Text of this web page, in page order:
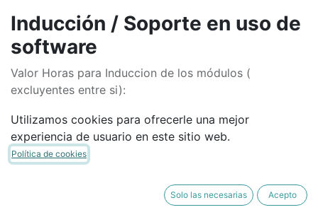
Inducción / Soporte en uso de
software
Valor Horas para Induccion de los módulos (
excluyentes entre si):
- Facturación Básica
- Inventario Básico (Guía de despacho básico)
Utilizamos cookies para ofrecerle una mejor
experiencia de usuario en este sitio web.
Política de cookies
Solo las necesarias Acepto